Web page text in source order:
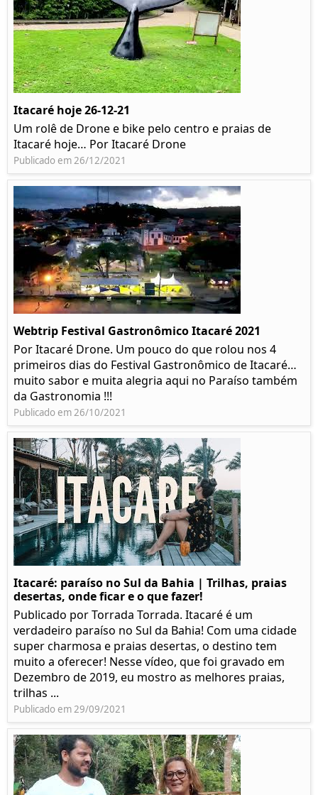
Itacaré hoje 26-12-21
Um rolê de Drone e bike pelo centro e praias de
Itacaré hoje… Por Itacaré Drone
Publicado em 26/12/2021
Webtrip Festival Gastronômico Itacaré 2021
Por Itacaré Drone. Um pouco do que rolou nos 4
primeiros dias do Festival Gastronômico de Itacaré…
muito sabor e muita alegria aqui no Paraíso também
da Gastronomia !!!
Publicado em 26/10/2021
Itacaré: paraíso no Sul da Bahia | Trilhas, praias
desertas, onde ficar e o que fazer!
Publicado por Torrada Torrada. Itacaré é um
verdadeiro paraíso no Sul da Bahia! Com uma cidade
super charmosa e praias desertas, o destino tem
muito a oferecer! Nesse vídeo, que foi gravado em
Dezembro de 2019, eu mostro as melhores praias,
trilhas ...
Publicado em 29/09/2021